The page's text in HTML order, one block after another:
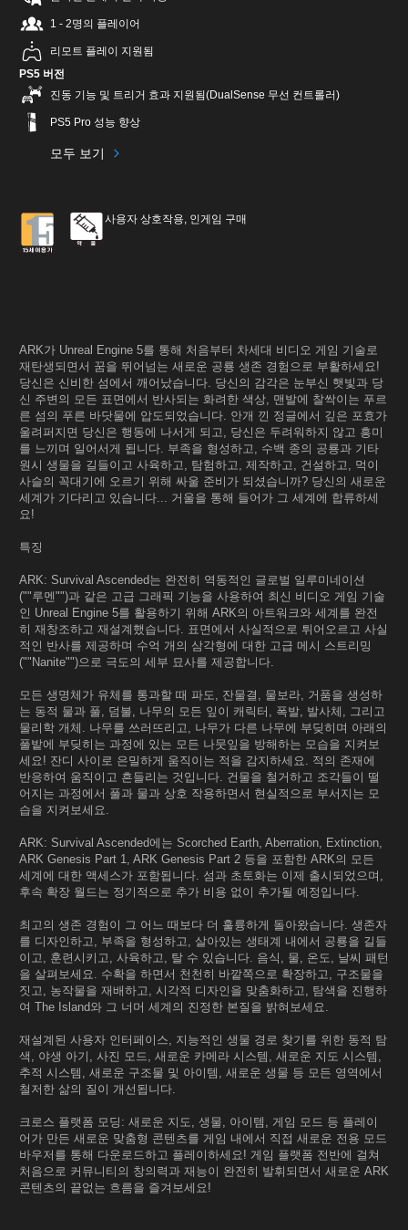
1 - 2명의 플레이어
리모트 플레이 지원됨
PS5 버전
진동 기능 및 트리거 효과 지원됨(DualSense 무선 컨트롤러)
PS5 Pro 성능 향상
모두 보기
사용자 상호작용, 인게임 구매
ARK가 Unreal Engine 5를 통해 처음부터 차세대 비디오 게임 기술로
재탄생되면서 꿈을 뛰어넘는 새로운 공룡 생존 경험으로 부활하세요!
당신은 신비한 섬에서 깨어났습니다. 당신의 감각은 눈부신 햇빛과 당
신 주변의 모든 표면에서 반사되는 화려한 색상, 맨발에 찰싹이는 푸르
른 섬의 푸른 바닷물에 압도되었습니다. 안개 낀 정글에서 깊은 포효가
울려퍼지면 당신은 행동에 나서게 되고, 당신은 두려워하지 않고 흥미
를 느끼며 일어서게 됩니다. 부족을 형성하고, 수백 종의 공룡과 기타
원시 생물을 길들이고 사육하고, 탐험하고, 제작하고, 건설하고, 먹이
사슬의 꼭대기에 오르기 위해 싸울 준비가 되셨습니까? 당신의 새로운
세계가 기다리고 있습니다... 거울을 통해 들어가 그 세계에 합류하세
요!
특징
ARK: Survival Ascended는 완전히 역동적인 글로벌 일루미네이션
(""루멘"")과 같은 고급 그래픽 기능을 사용하여 최신 비디오 게임 기술
인 Unreal Engine 5를 활용하기 위해 ARK의 아트워크와 세계를 완전
히 재창조하고 재설계했습니다. 표면에서 사실적으로 튀어오르고 사실
적인 반사를 제공하며 수억 개의 삼각형에 대한 고급 메시 스트리밍
(""Nanite"")으로 극도의 세부 묘사를 제공합니다.
모든 생명체가 유체를 통과할 때 파도, 잔물결, 물보라, 거품을 생성하
는 동적 물과 풀, 덤불, 나무의 모든 잎이 캐릭터, 폭발, 발사체, 그리고
물리학 개체. 나무를 쓰러뜨리고, 나무가 다른 나무에 부딪히며 아래의
풀밭에 부딪히는 과정에 있는 모든 나뭇잎을 방해하는 모습을 지켜보
세요! 잔디 사이로 은밀하게 움직이는 적을 감지하세요. 적의 존재에
반응하여 움직이고 흔들리는 것입니다. 건물을 철거하고 조각들이 떨
어지는 과정에서 풀과 물과 상호 작용하면서 현실적으로 부서지는 모
습을 지켜보세요.
ARK: Survival Ascended에는 Scorched Earth, Aberration, Extinction,
ARK Genesis Part 1, ARK Genesis Part 2 등을 포함한 ARK의 모든
세계에 대한 액세스가 포함됩니다. 섬과 초토화는 이제 출시되었으며,
후속 확장 월드는 정기적으로 추가 비용 없이 추가될 예정입니다.
최고의 생존 경험이 그 어느 때보다 더 훌륭하게 돌아왔습니다. 생존자
를 디자인하고, 부족을 형성하고, 살아있는 생태계 내에서 공룡을 길들
이고, 훈련시키고, 사육하고, 탈 수 있습니다. 음식, 물, 온도, 날씨 패턴
을 살펴보세요. 수확을 하면서 천천히 바깥쪽으로 확장하고, 구조물을
짓고, 농작물을 재배하고, 시각적 디자인을 맞춤화하고, 탐색을 진행하
여 The Island와 그 너머 세계의 진정한 본질을 밝혀보세요.
재설계된 사용자 인터페이스, 지능적인 생물 경로 찾기를 위한 동적 탐
색, 야생 아기, 사진 모드, 새로운 카메라 시스템, 새로운 지도 시스템,
추적 시스템, 새로운 구조물 및 아이템, 새로운 생물 등 모든 영역에서
철저한 삶의 질이 개선됩니다.
크로스 플랫폼 모딩: 새로운 지도, 생물, 아이템, 게임 모드 등 플레이
어가 만든 새로운 맞춤형 콘텐츠를 게임 내에서 직접 새로운 전용 모드
바우저를 통해 다운로드하고 플레이하세요! 게임 플랫폼 전반에 걸쳐
처음으로 커뮤니티의 창의력과 재능이 완전히 발휘되면서 새로운 ARK
콘텐츠의 끝없는 흐름을 즐겨보세요!